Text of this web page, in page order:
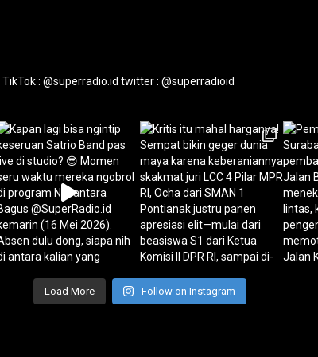
TikTok : @superradio.id twitter : @superradioid
Load More Follow on Instagram